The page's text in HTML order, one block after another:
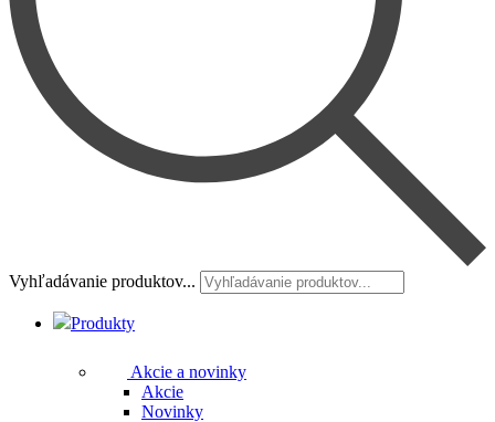
Vyhľadávanie produktov...
Produkty
Akcie a novinky
Akcie
Novinky